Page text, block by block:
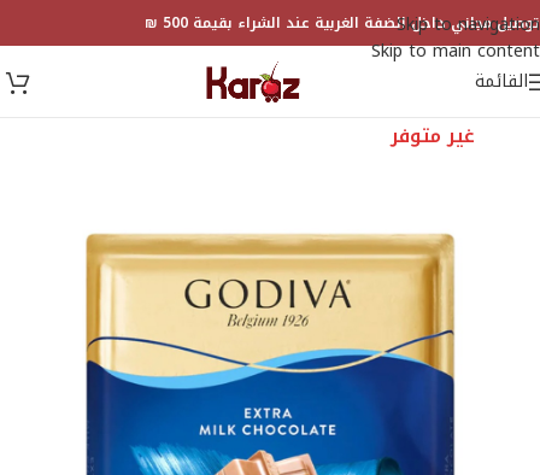
Skip to navigation
Skip to main content
توصيل مجاني داخل الضفة الغربية عند الشراء بقيمة 500 ₪
القائمة
غير متوفر